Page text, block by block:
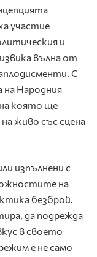
участие
и
вълна от
С
Народния
която ще
живо със сцена
изпълнени с
на
безброй.
да подрежда
в своето
е не само